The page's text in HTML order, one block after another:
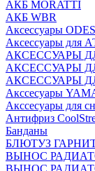
АКБ MORATTI
АКБ WBR
Аксессуары ODES
Аксессуары для
АКСЕССУАРЫ
АКСЕССУАРЫ
АКСЕССУАРЫ
Акссесуары
Акссесуары для
Антифриз
Банданы
БЛЮТУЗ
ВЫНОС
ВЫНОС